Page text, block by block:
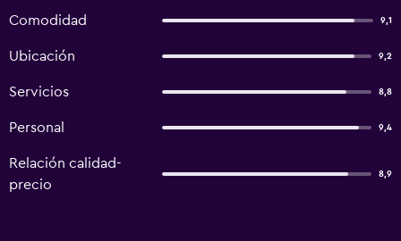
Comodidad 9,1
Ubicación 9,2
Servicios 8,8
Personal 9,4
Relación calidad-
precio
8,9